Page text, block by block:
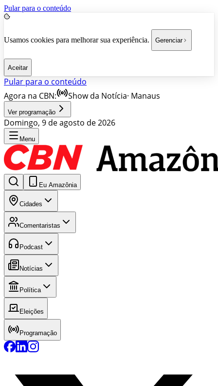
Pular para o conteúdo
Usamos cookies para melhorar sua experiência. Gerenciar
Aceitar
Pular para o conteúdo
Agora na CBN:
Show da Notícia· Manaus
Ver programação
Domingo, 9 de agosto de 2026
Menu
Eu Amazônia
Cidades
Comentaristas
Podcast
Notícias
Política
Eleições
Programação